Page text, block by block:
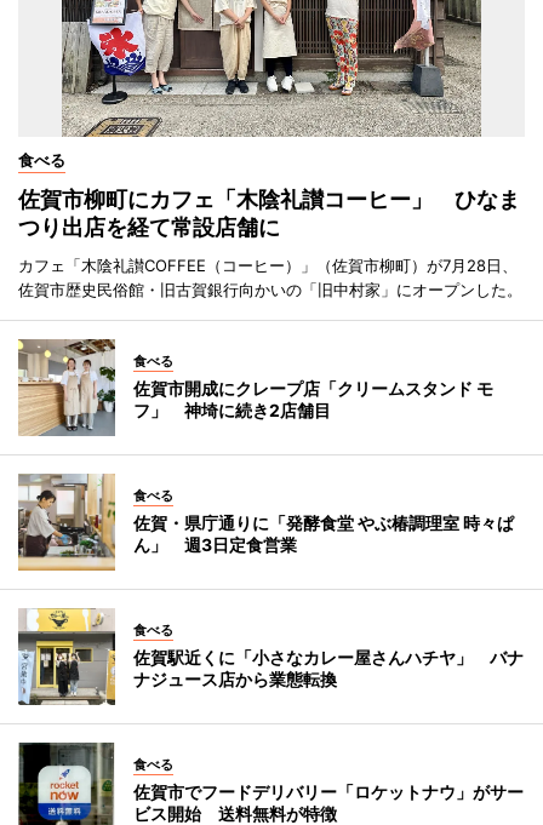
食べる
佐賀市柳町にカフェ「木陰礼讃コーヒー」 ひなま
つり出店を経て常設店舗に
カフェ「木陰礼讃COFFEE（コーヒー）」（佐賀市柳町）が7月28日、
佐賀市歴史民俗館・旧古賀銀行向かいの「旧中村家」にオープンした。
食べる
佐賀市開成にクレープ店「クリームスタンド モ
フ」 神埼に続き2店舗目
食べる
佐賀・県庁通りに「発酵食堂 やぶ椿調理室 時々ぱ
ん」 週3日定食営業
食べる
佐賀駅近くに「小さなカレー屋さんハチヤ」 バナ
ナジュース店から業態転換
食べる
佐賀市でフードデリバリー「ロケットナウ」がサー
ビス開始 送料無料が特徴